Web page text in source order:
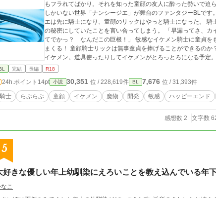
もフラれてばかり。それを知った童顔の友人に酔った勢いで迫
しかいない世界「ナンシージエ」が舞台のファンタジーBLで
エは先に騎士になり、童顔のリックはやっと騎士になった。
の秘密にしていたことを言い合ってしまう。 「早漏ってさ、
てでかっ？ なんだこの巨根！」 敏感なイケメン騎士に童貞を
まくる！ 童顔騎士リックは無事童貞を捧げることができるのか？ 安定のあ
イケメン。道具使ったりしてイケメンがとろっとろになる予定。 ア
の頃他の相手との絡みが出てきます。さらりとしていますが嫌だという方
ています。よろしければ覗いてやってください。 https://fujossy.jp/books/17868 8/27 「第
春」一次選考通過しましたー♪ 9/30 「第二回
完結 長編 R18
24h.ポイント 14pt 小説 30,351 位 / 228,619件 BL 7,676 位 / 31,393件
騎士 らぶらぶ 童顔 イケメン 魔物 開発 敏感 ハッピーエンド
感想数 2 文字数
5
好きな優しい年上幼馴染にえろいことを教え込んでいる年
こ